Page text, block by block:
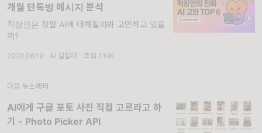
개월 단톡방 메시지 분석
직장인은 정말 AI에 대체될까봐 고민하고 있을
까?
2026.06.19 AI 일잘러 조회 1.19K
다음 뉴스레터
AI에게 구글 포토 사진 직접 고르라고 하
기 - Photo Picker API